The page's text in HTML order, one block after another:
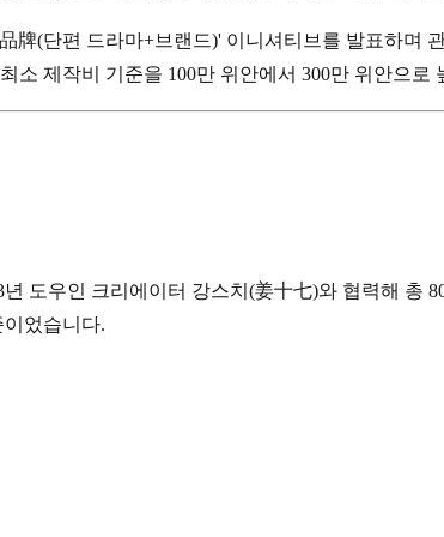
(단편 드라마+브랜드)' 이니셔티브를 발표하며
제작비 기준을 100만 위안에서 300만 위안으로
도우인 크리에이터 강스치(姜十七)와 협력해 총
이었습니다.